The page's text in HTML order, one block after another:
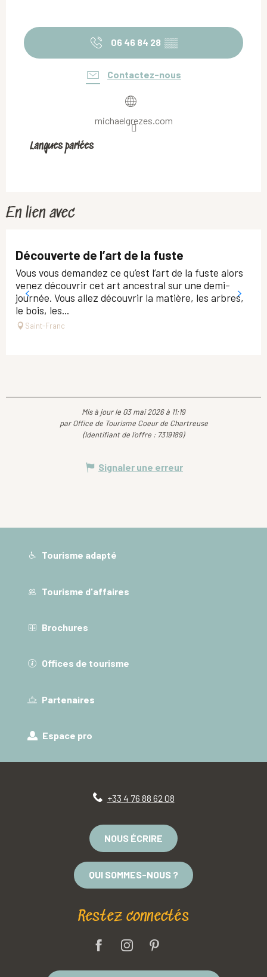
06 46 84 28 ▒▒
Contactez-nous
michaelgrezes.com
Langues parlées
Langues parlées
En lien avec
Découverte de l’art de la fuste
Vous vous demandez ce qu’est l’art de la fuste alors
venez découvrir cet art ancestral sur une demi-
journée. Vous allez découvrir la matière, les arbres,
le bois, les...
Saint-Franc
Mis à jour le 03 mai 2026 à 11:19
par Office de Tourisme Coeur de Chartreuse
(Identifiant de l'offre : 7319189)
Signaler une erreur
Tourisme adapté
Tourisme d'affaires
Brochures
Offices de tourisme
Partenaires
Espace pro
+33 4 76 88 62 08
NOUS ÉCRIRE
QUI SOMMES-NOUS ?
Restez connectés